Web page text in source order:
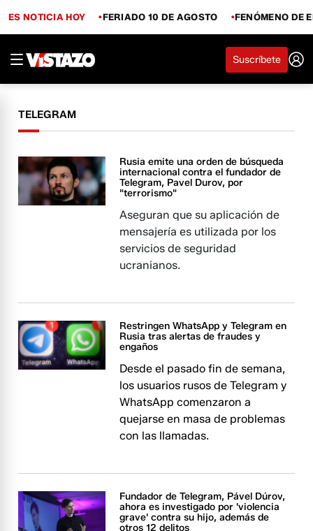
ES NOTICIA HOY FERIADO 10 DE AGOSTO FENÓMENO DE
Suscríbete
TELEGRAM
Rusia emite una orden de búsqueda
internacional contra el fundador de
Telegram, Pavel Durov, por
"terrorismo"
Aseguran que su aplicación de
mensajería es utilizada por los
servicios de seguridad
ucranianos.
Restringen WhatsApp y Telegram en
Rusia tras alertas de fraudes y
engaños
Desde el pasado fin de semana,
los usuarios rusos de Telegram y
WhatsApp comenzaron a
quejarse en masa de problemas
con las llamadas.
Fundador de Telegram, Pável Dúrov,
ahora es investigado por 'violencia
grave' contra su hijo, además de
otros 12 delitos